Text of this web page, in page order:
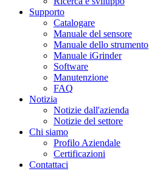
Supporto
Catalogare
Manuale del sensore
Manuale dello strumento
Manuale iGrinder
Software
Manutenzione
FAQ
Notizia
Notizie dall'azienda
Notizie del settore
Chi siamo
Profilo Aziendale
Certificazioni
Contattaci